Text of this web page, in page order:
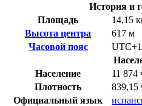
История и
Площадь
14,15
Высота центра
617 м
Часовой пояс
Население
11 874
Плотность
839,15
Официальный язык